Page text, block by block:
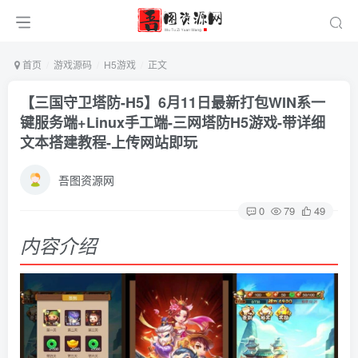
首页 游戏源码 H5游戏 正文
【三国守卫塔防-H5】6月11日最新打包WIN系一
键服务端+Linux手工端-三网塔防H5游戏-带详细
文本搭建教程-上传网站即玩
吾图资源网
0 79 49
内容介绍